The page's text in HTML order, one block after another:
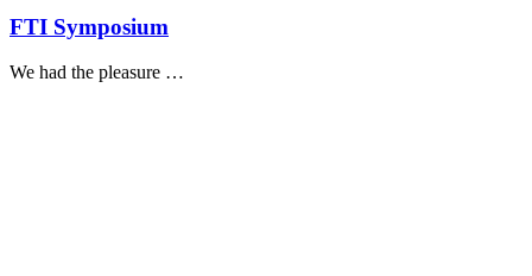
FTI Symposium
We had the pleasure …